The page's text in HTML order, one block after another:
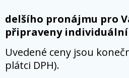
delšího pronájmu pro
připraveny individuální
Uvedené ceny jsou
plátci DPH).